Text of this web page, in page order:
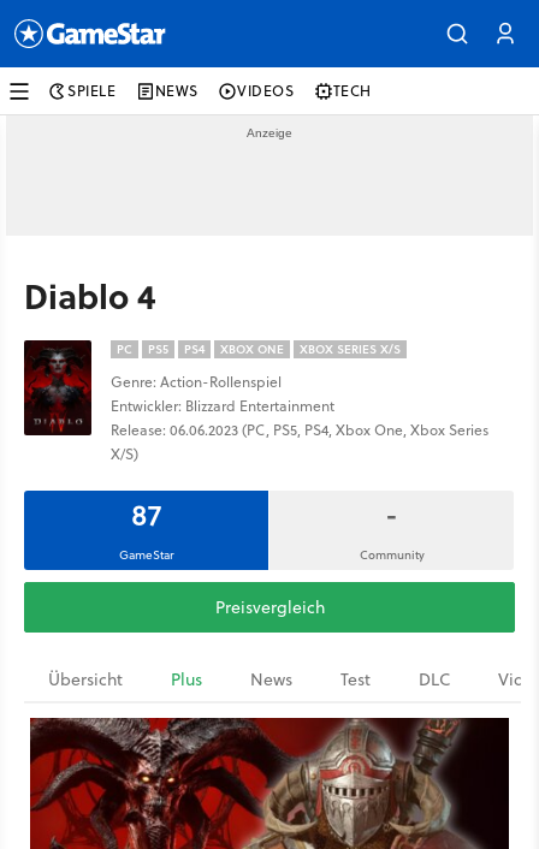
SPIELE NEWS VIDEOS TECH
Diablo 4
PC PS5 PS4 XBOX ONE XBOX SERIES X/S
Genre: Action-Rollenspiel
Entwickler: Blizzard Entertainment
Release: 06.06.2023 (PC, PS5, PS4, Xbox One, Xbox Series
X/S)
87
GameStar
-
Community
Preisvergleich
Übersicht Plus News Test DLC